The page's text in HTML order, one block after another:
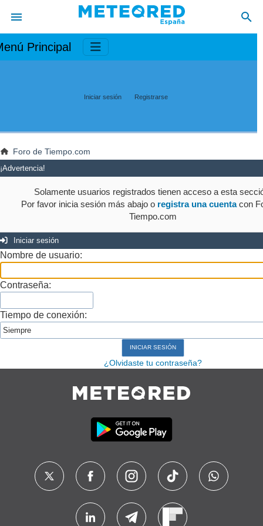
Principal
Iniciar sesión Registrarse
Foro de Tiempo.com
¡Advertencia!
Solamente usuarios registrados tienen acceso a esta
Por favor inicia sesión más abajo o registra una cuentacon
Tiempo.com
Iniciar sesión
Nombre de usuario:
Contraseña:
Tiempo de conexión:
¿Olvidaste tu contraseña?